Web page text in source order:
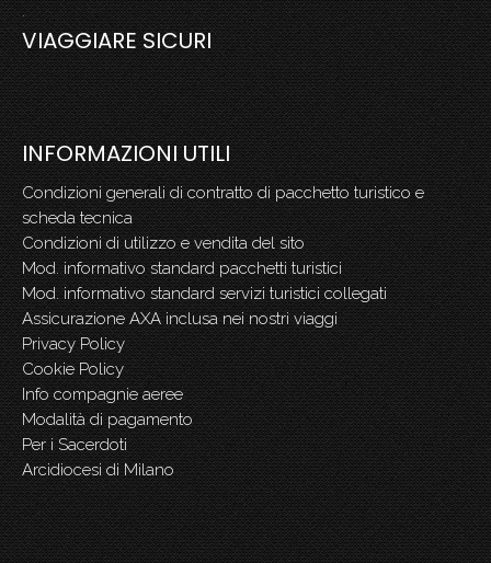
.
VIAGGIARE SICURI
INFORMAZIONI UTILI
Condizioni generali di contratto di pacchetto turistico e
scheda tecnica
Condizioni di utilizzo e vendita del sito
Mod. informativo standard pacchetti turistici
Mod. informativo standard servizi turistici collegati
Assicurazione AXA inclusa nei nostri viaggi
Privacy Policy
Cookie Policy
Info compagnie aeree
Modalità di pagamento
Per i Sacerdoti
Arcidiocesi di Milano